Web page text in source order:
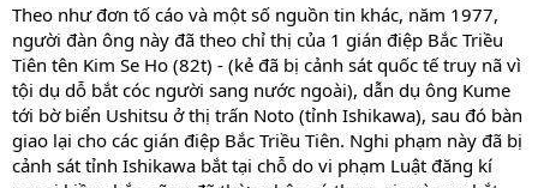
Theo như đơn tố cáo và một số nguồn tin khác, năm 1977,
người đàn ông này đã theo chỉ thị của 1 gián điệp Bắc Triều
Tiên tên Kim Se Ho (82t) - (kẻ đã bị cảnh sát quốc tế truy nã vì
tội dụ dỗ bắt cóc người sang nước ngoài), dẫn dụ ông Kume
tới bờ biển Ushitsu ở thị trấn Noto (tỉnh Ishikawa), sau đó bàn
giao lại cho các gián điệp Bắc Triều Tiên. Nghi phạm này đã bị
cảnh sát tỉnh Ishikawa bắt tại chỗ do vi phạm Luật đăng kí